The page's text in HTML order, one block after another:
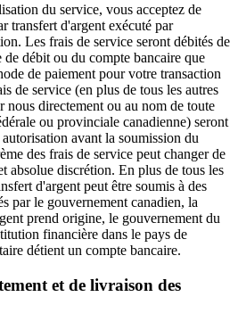
du service, vous acceptez de
transfert d'argent exécuté par
Les frais de service seront débités de
de débit ou du compte bancaire que
de paiement pour votre transaction
de service (en plus de tous les autres
nous directement ou au nom de toute
ou provinciale canadienne) seront
avant la soumission du
des frais de service peut changer de
absolue discrétion. En plus de tous les
d'argent peut être soumis à des
par le gouvernement canadien, la
prend origine, le gouvernement du
financière dans le pays de
détient un compte bancaire.
et de livraison des